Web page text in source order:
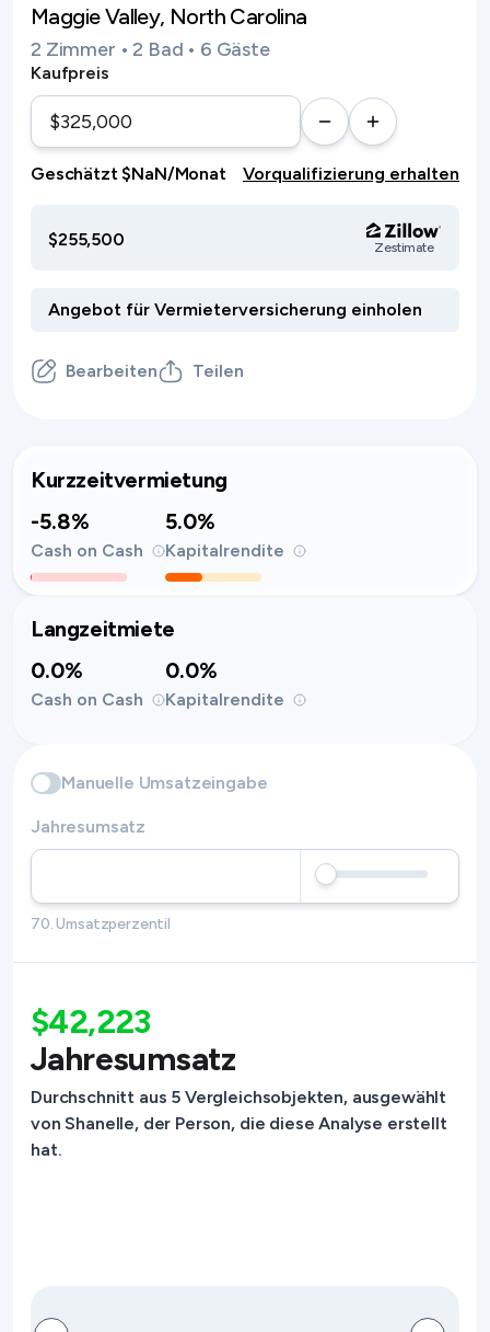
Maggie Valley, North Carolina
2 Zimmer • 2 Bad • 6 Gäste
Kaufpreis
Geschätzt $NaN/Monat Vorqualifizierung erhalten
$255,500 Zestimate
Bearbeiten Teilen
Kurzzeitvermietung
-5.8%
Cash on Cash
5.0%
Kapitalrendite
Langzeitmiete
0.0%
Cash on Cash
0.0%
Kapitalrendite
Manuelle Umsatzeingabe
Jahresumsatz
70. Umsatzperzentil
$42,223
Jahresumsatz
Durchschnitt aus 5 Vergleichsobjekten, ausgewählt
von Shanelle, der Person, die diese Analyse erstellt
hat.